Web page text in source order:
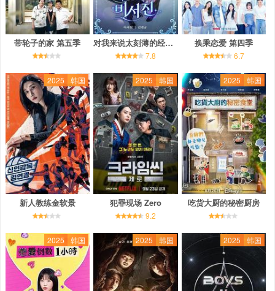
带轮子的家 第五季 对我来说太刻薄的经纪人 - 秘书镇
7.8
换乘恋爱 第四季
6.7
2025 韩国
新人教练金软景
2025 韩国
犯罪现场 Zero
9.2
2025 韩国
吃货大厨的秘密厨房
2025 韩国 2025 韩国 2025 韩国